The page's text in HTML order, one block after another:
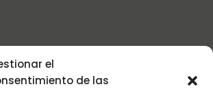
el
de las